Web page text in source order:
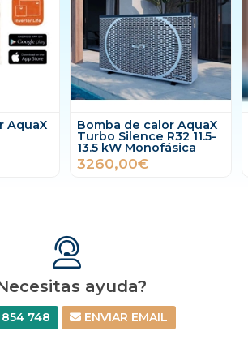
AquaX
11.5-
Bomba de calor AquaX
Turbo Silence R32 14.5-
17.5 kW Monofásica
4130,00€
ayuda?
854 748 ENVIAR EMAIL